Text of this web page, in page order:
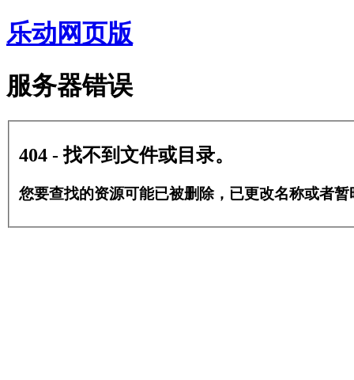
乐动网页版
服务器错误
404 - 找不到文件或目录。
您要查找的资源可能已被删除，已更改名称或者暂